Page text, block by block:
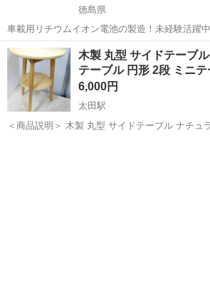
徳島県
車載用リチウムイオン電池の製造！未経験活躍
躍中！寮費無料★備品付き1R寮完備！自宅から
駐車場完備◎正社員登用制度あり！《徳島県板野郡松
場のお仕事 ◇車載用リチウ...
徳島 その他
木製 丸型 サイドテーブ
テーブル 円形 2段 ミニ
6,000円
太田駅
＜商品説明＞ 木製 丸型 サイドテーブル ナチュラル ナイトテーブル